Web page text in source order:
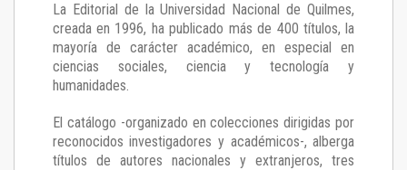
La Editorial de la Universidad Nacional de Quilmes,
creada en 1996, ha publicado más de 400 títulos, la
mayoría de carácter académico, en especial en
ciencias sociales, ciencia y tecnología y
humanidades.
El catálogo -organizado en colecciones dirigidas por
reconocidos investigadores y académicos-, alberga
títulos de autores nacionales y extranjeros, tres